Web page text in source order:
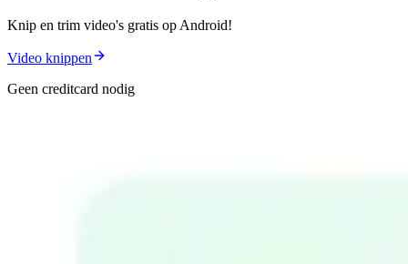
Knip en trim video's gratis op Android!
Video knippen
Geen creditcard nodig